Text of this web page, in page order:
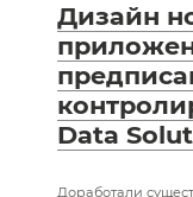
Дизайн
Data
Доработали